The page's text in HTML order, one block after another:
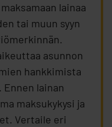
lainaa
tai muun syyn
asunnon
hankkimista
lainan
maksukykysi ja
Vertaile eri